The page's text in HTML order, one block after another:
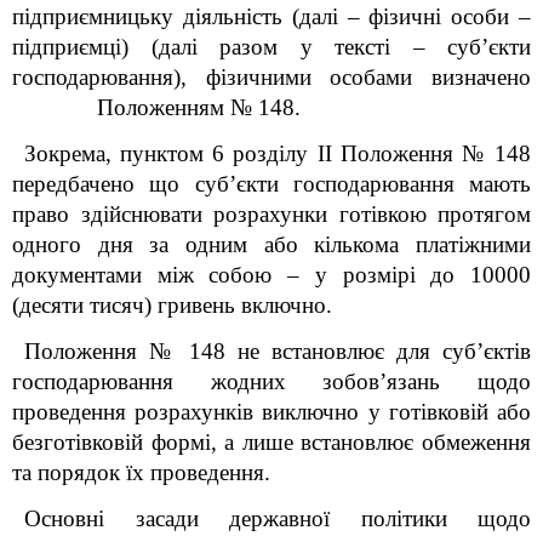
підприємницьку діяльність (далі – фізичні особи –
підприємці) (далі разом у тексті – суб’єкти
господарювання), фізичними особами визначено
Положенням № 148.
Зокрема, пунктом 6 розділу ІІ Положення № 148
передбачено що суб’єкти господарювання мають
право здійснювати розрахунки готівкою протягом
одного дня за одним або кількома платіжними
документами між собою – у розмірі до 10000
(десяти тисяч) гривень включно.
Положення № 148 не встановлює для суб’єктів
господарювання жодних зобов’язань щодо
проведення розрахунків виключно у готівковій або
безготівковій формі, а лише встановлює обмеження
та порядок їх проведення.
Основні засади державної політики щодо